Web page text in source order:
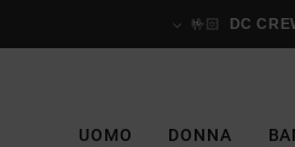
🤟🏻 DC
UOMO DONNA